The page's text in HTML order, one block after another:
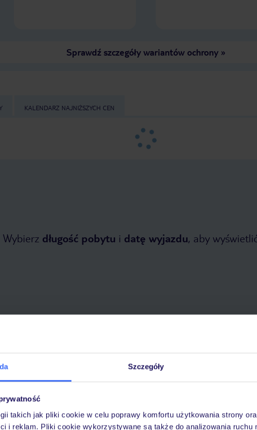
Szczegóły
takich jak pliki cookie w celu poprawy komfortu użytkowania strony
i reklam. Pliki cookie wykorzystywane są także do analizowania ruchu
Sprawdź szczegóły wariantów ochrony»
KALENDARZ NAJNIŻSZYCH CEN
Wybierz długość pobytu i datę wyjazdu, aby
podróży
30 lat w Polsce
Tylko u nas opieka na
wakacjach 24/7